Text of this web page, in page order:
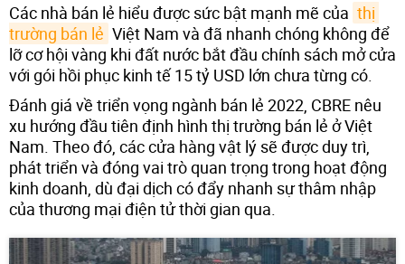
Các nhà bán lẻ hiểu được sức bật mạnh mẽ của thị
trường bán lẻ Việt Nam và đã nhanh chóng không để
lỡ cơ hội vàng khi đất nước bắt đầu chính sách mở cửa
với gói hồi phục kinh tế 15 tỷ USD lớn chưa từng có.
Đánh giá về triển vọng ngành bán lẻ 2022, CBRE nêu
xu hướng đầu tiên định hình thị trường bán lẻ ở Việt
Nam. Theo đó, các cửa hàng vật lý sẽ được duy trì,
phát triển và đóng vai trò quan trọng trong hoạt động
kinh doanh, dù đại dịch có đẩy nhanh sự thâm nhập
của thương mại điện tử thời gian qua.